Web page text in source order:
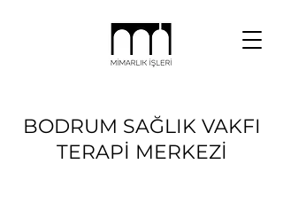
BODRUM SAĞLIK VAKFI
TERAPİ MERKEZİ